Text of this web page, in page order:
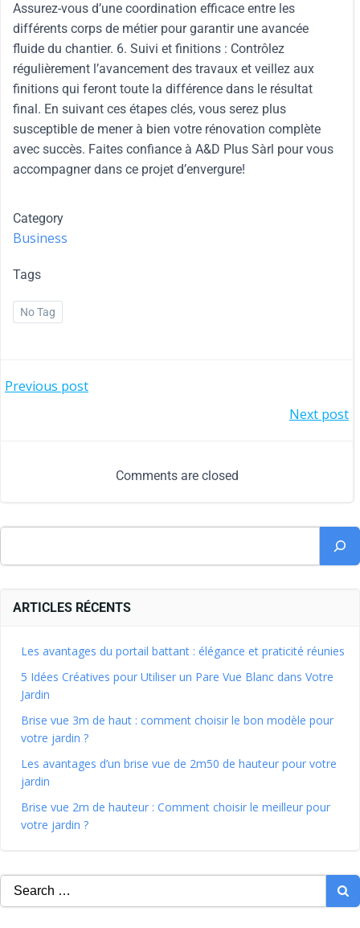
Assurez-vous d’une coordination efficace entre les
différents corps de métier pour garantir une avancée
fluide du chantier. 6. Suivi et finitions : Contrôlez
régulièrement l’avancement des travaux et veillez aux
finitions qui feront toute la différence dans le résultat
final. En suivant ces étapes clés, vous serez plus
susceptible de mener à bien votre rénovation complète
avec succès. Faites confiance à A&D Plus Sàrl pour vous
accompagner dans ce projet d’envergure!
Category
Business
Tags
No Tag
Previous post
Next post
Comments are closed
ARTICLES RÉCENTS
Les avantages du portail battant : élégance et praticité réunies
5 Idées Créatives pour Utiliser un Pare Vue Blanc dans Votre
Jardin
Brise vue 3m de haut : comment choisir le bon modèle pour
votre jardin ?
Les avantages d’un brise vue de 2m50 de hauteur pour votre
jardin
Brise vue 2m de hauteur : Comment choisir le meilleur pour
votre jardin ?